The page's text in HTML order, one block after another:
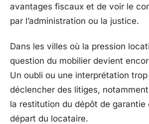
avantages fiscaux et de voir le
par l’administration ou la justice.
Dans les villes où la pression
question du mobilier devient
Un oubli ou une interprétation
déclencher des litiges,
la restitution du dépôt de garantie
départ du locataire.